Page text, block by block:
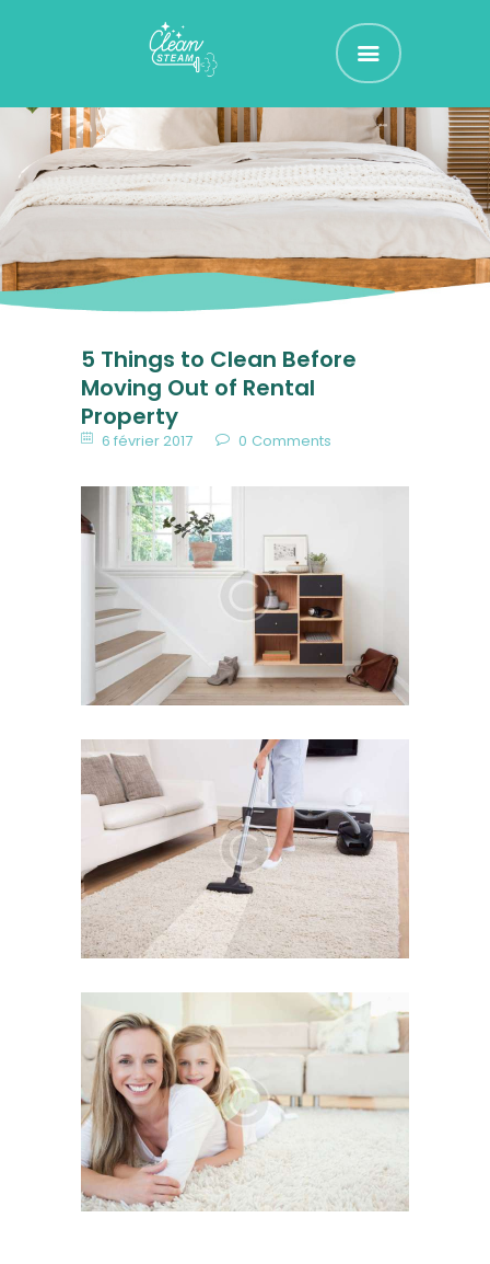
CLEAN STEAM
Nettoyage et Assainissement de vos Textiles d'Ammeublement
ACCUEIL
RÉSERVEZ !
TARIFS
CONTACT
5 Things to Clean Before
Moving Out of Rental
Property
6 février 2017 0 Comments